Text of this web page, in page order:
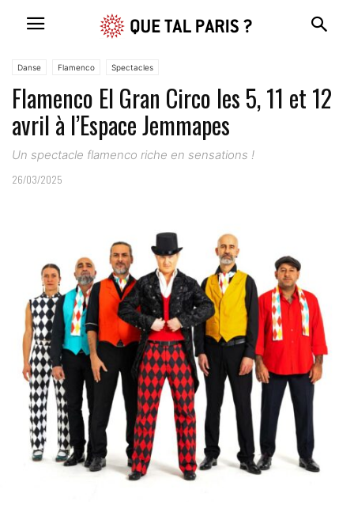
Danse Flamenco Spectacles
Flamenco El Gran Circo les 5, 11 et 12
avril à l’Espace Jemmapes
Un spectacle flamenco riche en sensations !
26/03/2025